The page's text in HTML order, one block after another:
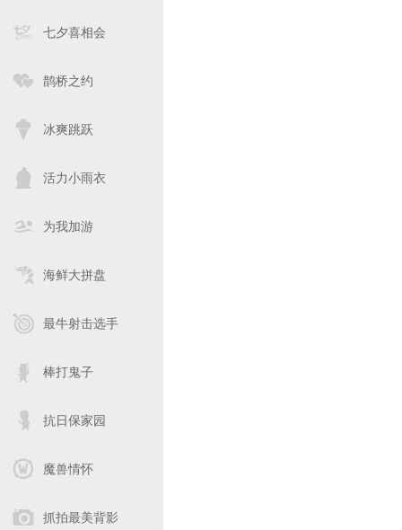
七夕喜相会
鹊桥之约
冰爽跳跃
活力小雨衣
为我加游
海鲜大拼盘
最牛射击选手
棒打鬼子
抗日保家园
魔兽情怀
抓拍最美背影